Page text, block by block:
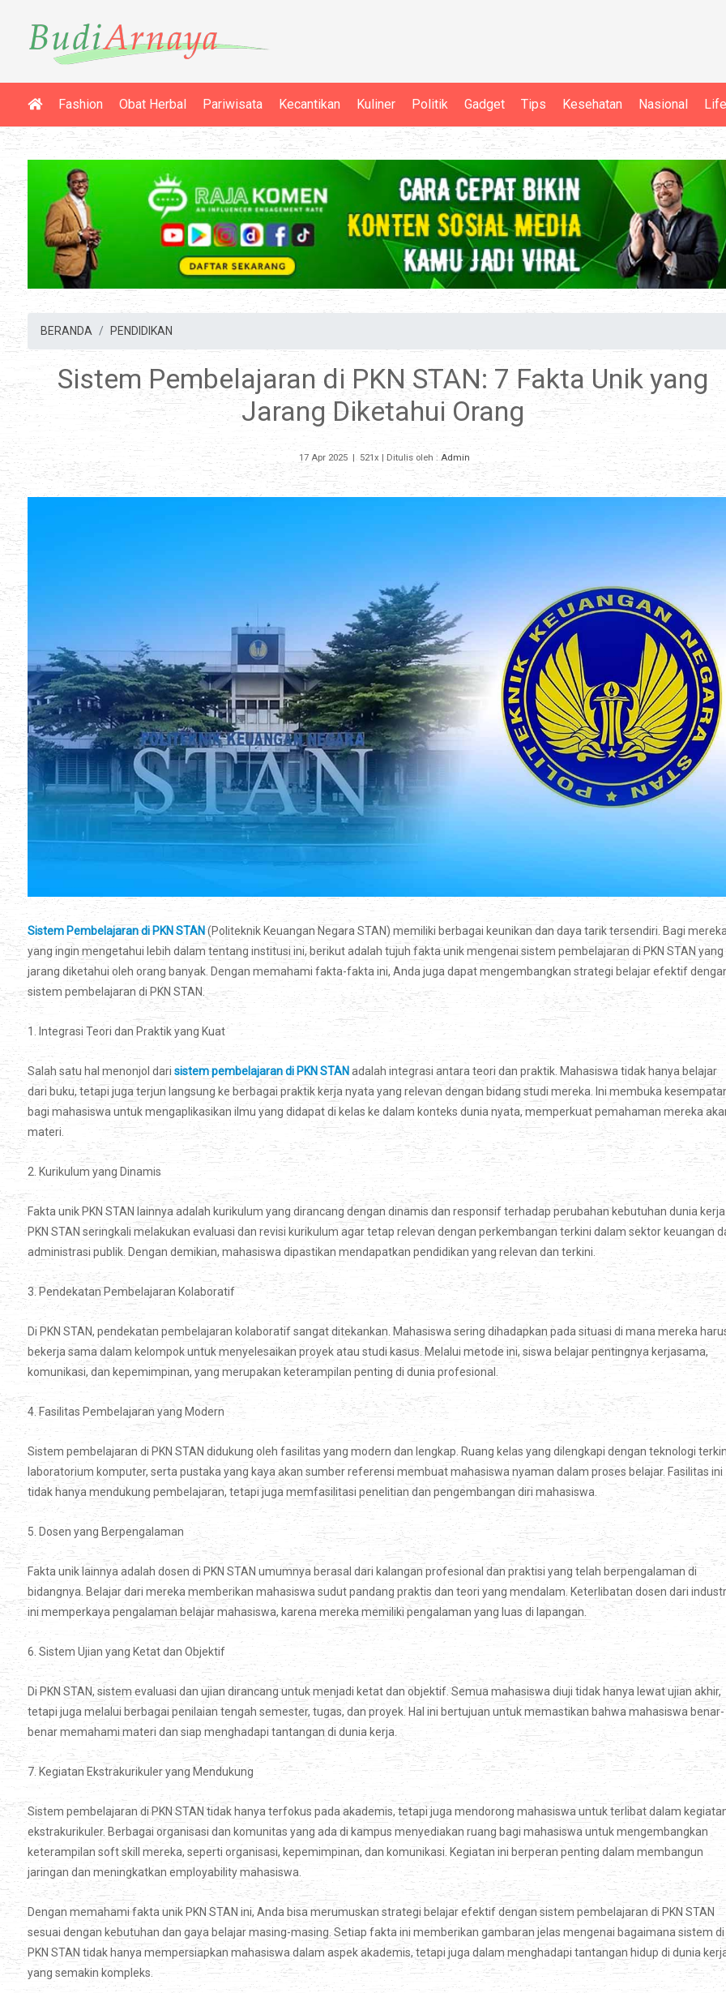
Fashion Obat Herbal Pariwisata Kecantikan Kuliner Politik Gadget Tips Kesehatan Nasional
BERANDA PENDIDIKAN
Sistem Pembelajaran di PKN STAN: 7 Fakta Unik yang
Jarang Diketahui Orang
17 Apr 2025 521x | Ditulis oleh : Admin
Sistem Pembelajaran di PKN STAN (Politeknik Keuangan Negara STAN) memiliki berbagai keunikan dan daya tarik tersendiri. Bagi
yang ingin mengetahui lebih dalam tentang institusi ini, berikut adalah tujuh fakta unik mengenai sistem pembelajaran di PKN STAN yang
jarang diketahui oleh orang banyak. Dengan memahami fakta-fakta ini, Anda juga dapat mengembangkan strategi belajar efektif
sistem pembelajaran di PKN STAN.
1. Integrasi Teori dan Praktik yang Kuat
Salah satu hal menonjol dari sistem pembelajaran di PKN STAN adalah integrasi antara teori dan praktik. Mahasiswa tidak hanya belajar
dari buku, tetapi juga terjun langsung ke berbagai praktik kerja nyata yang relevan dengan bidang studi mereka. Ini membuka
bagi mahasiswa untuk mengaplikasikan ilmu yang didapat di kelas ke dalam konteks dunia nyata, memperkuat pemahaman mereka
materi.
2. Kurikulum yang Dinamis
Fakta unik PKN STAN lainnya adalah kurikulum yang dirancang dengan dinamis dan responsif terhadap perubahan kebutuhan dunia
PKN STAN seringkali melakukan evaluasi dan revisi kurikulum agar tetap relevan dengan perkembangan terkini dalam sektor keuangan
administrasi publik. Dengan demikian, mahasiswa dipastikan mendapatkan pendidikan yang relevan dan terkini.
3. Pendekatan Pembelajaran Kolaboratif
Di PKN STAN, pendekatan pembelajaran kolaboratif sangat ditekankan. Mahasiswa sering dihadapkan pada situasi di mana mereka
bekerja sama dalam kelompok untuk menyelesaikan proyek atau studi kasus. Melalui metode ini, siswa belajar pentingnya kerjasama,
komunikasi, dan kepemimpinan, yang merupakan keterampilan penting di dunia profesional.
4. Fasilitas Pembelajaran yang Modern
Sistem pembelajaran di PKN STAN didukung oleh fasilitas yang modern dan lengkap. Ruang kelas yang dilengkapi dengan teknologi
laboratorium komputer, serta pustaka yang kaya akan sumber referensi membuat mahasiswa nyaman dalam proses belajar. Fasilitas ini
tidak hanya mendukung pembelajaran, tetapi juga memfasilitasi penelitian dan pengembangan diri mahasiswa.
5. Dosen yang Berpengalaman
Fakta unik lainnya adalah dosen di PKN STAN umumnya berasal dari kalangan profesional dan praktisi yang telah berpengalaman di
bidangnya. Belajar dari mereka memberikan mahasiswa sudut pandang praktis dan teori yang mendalam. Keterlibatan dosen dari
ini memperkaya pengalaman belajar mahasiswa, karena mereka memiliki pengalaman yang luas di lapangan.
6. Sistem Ujian yang Ketat dan Objektif
Di PKN STAN, sistem evaluasi dan ujian dirancang untuk menjadi ketat dan objektif. Semua mahasiswa diuji tidak hanya lewat ujian akhir,
tetapi juga melalui berbagai penilaian tengah semester, tugas, dan proyek. Hal ini bertujuan untuk memastikan bahwa mahasiswa benar-
benar memahami materi dan siap menghadapi tantangan di dunia kerja.
7. Kegiatan Ekstrakurikuler yang Mendukung
Sistem pembelajaran di PKN STAN tidak hanya terfokus pada akademis, tetapi juga mendorong mahasiswa untuk terlibat dalam
ekstrakurikuler. Berbagai organisasi dan komunitas yang ada di kampus menyediakan ruang bagi mahasiswa untuk mengembangkan
keterampilan soft skill mereka, seperti organisasi, kepemimpinan, dan komunikasi. Kegiatan ini berperan penting dalam membangun
jaringan dan meningkatkan employability mahasiswa.
Dengan memahami fakta unik PKN STAN ini, Anda bisa merumuskan strategi belajar efektif dengan sistem pembelajaran di PKN STAN
sesuai dengan kebutuhan dan gaya belajar masing-masing. Setiap fakta ini memberikan gambaran jelas mengenai bagaimana sistem di
PKN STAN tidak hanya mempersiapkan mahasiswa dalam aspek akademis, tetapi juga dalam menghadapi tantangan hidup di dunia
yang semakin kompleks.